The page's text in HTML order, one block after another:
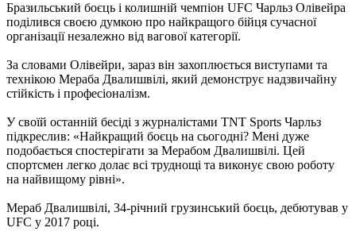
Бразильський боєць і колишній чемпіон UFC Чарльз Олівейра
поділився своєю думкою про найкращого бійця сучасної
організації незалежно від вагової категорії.
За словами Олівейри, зараз він захоплюється виступами та
технікою Мераба Двалишвілі, який демонструє надзвичайну
стійкість і професіоналізм.
У своїй останній бесіді з журналістами TNT Sports Чарльз
підкреслив: «Найкращий боєць на сьогодні? Мені дуже
подобається спостерігати за Мерабом Двалишвілі. Цей
спортсмен легко долає всі труднощі та виконує свою роботу
на найвищому рівні».
Мераб Двалишвілі, 34-річний грузинський боєць, дебютував у
UFC у 2017 році.